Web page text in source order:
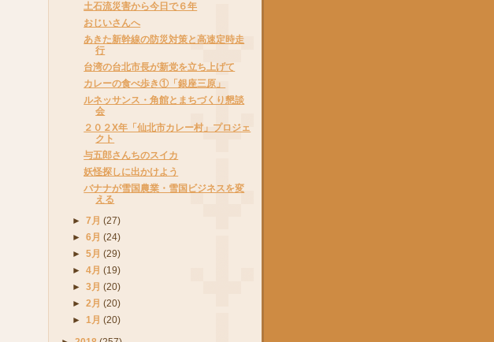
土石流災害から今日で６年
おじいさんへ
あきた新幹線の防災対策と高速定時走
行
台湾の台北市長が新党を立ち上げて
カレーの食べ歩き①「銀座三原」
ルネッサンス・角館とまちづくり懇談
会
２０２X年「仙北市カレー村」プロジェ
クト
与五郎さんちのスイカ
妖怪探しに出かけよう
バナナが雪国農業・雪国ビジネスを変
える
►7月(27)
►6月(24)
►5月(29)
►4月(19)
►3月(20)
►2月(20)
► 1月(20)